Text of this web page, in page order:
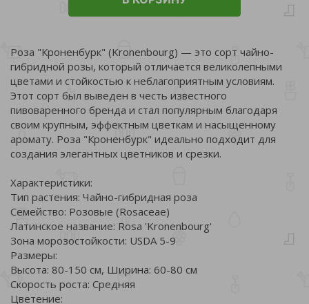
Роза "Кроненбурк" (Kronenbourg) — это сорт чайно-
гибридной розы, который отличается великолепными
цветами и стойкостью к неблагоприятным условиям.
Этот сорт был выведен в честь известного
пивоваренного бренда и стал популярным благодаря
своим крупным, эффектным цветкам и насыщенному
аромату. Роза "Кроненбурк" идеально подходит для
создания элегантных цветников и срезки.
Характеристики:
Тип растения: Чайно-гибридная роза
Семейство: Розовые (Rosaceae)
Латинское название: Rosa 'Kronenbourg'
Зона морозостойкости: USDA 5-9
Размеры:
Высота: 80-150 см, Ширина: 60-80 см
Скорость роста: Средняя
Цветение: